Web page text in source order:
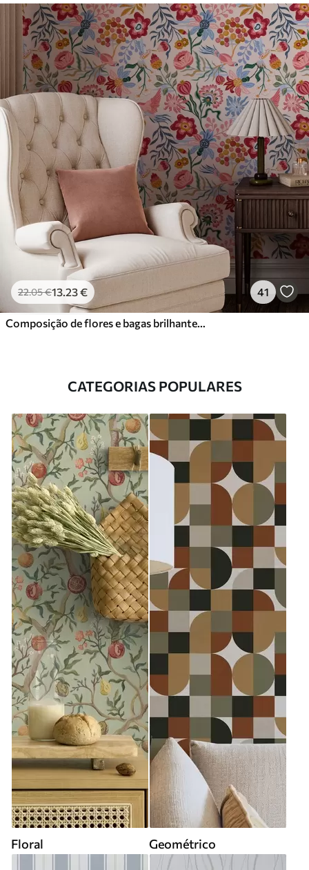
22.05€13.23€ 41
Composição de flores e bagas brilhantes com papagaios
CATEGORIAS POPULARES
Floral Geométrico